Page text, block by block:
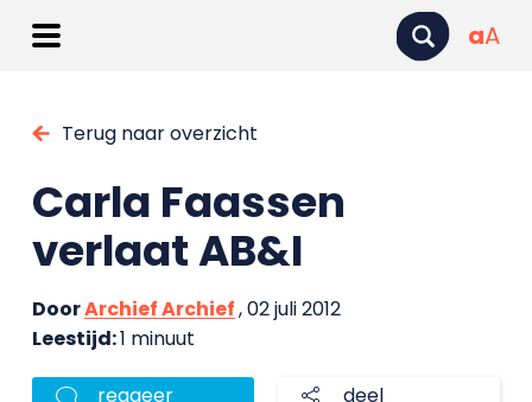
aA
Terug naar overzicht
Carla Faassen
verlaat AB&I
DoorArchief Archief, 02 juli 2012
Leestijd:1 minuut
reageer deel